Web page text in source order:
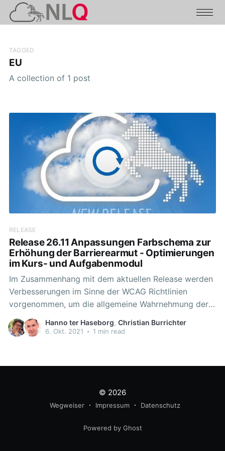
TAGGED
EU
A collection of 1 post
RELEASE
Release 26.11 Anpassungen Farbschema zur
Erhöhung der Barrierearmut - Optimierungen
im Kurs- und Aufgabenmodul
Im Zusammenhang mit dem aktuellen Release werden
Verbesserungen im Sinne der WCAG Richtlinien
vorgenommen, um die allgemeine Wahrnehmung der
Niedersächsischen Bildungscloud zu verbessern.
WCAG steht für die Web Content Accessibilty
Bereich der Kontraste und somit der
Hanno ter Haseborg, Christian Burrichter
6. Okt. 2021 • 1 min read
© 2026
Wegweiser Impressum Datenschutz
Powered by Ghost